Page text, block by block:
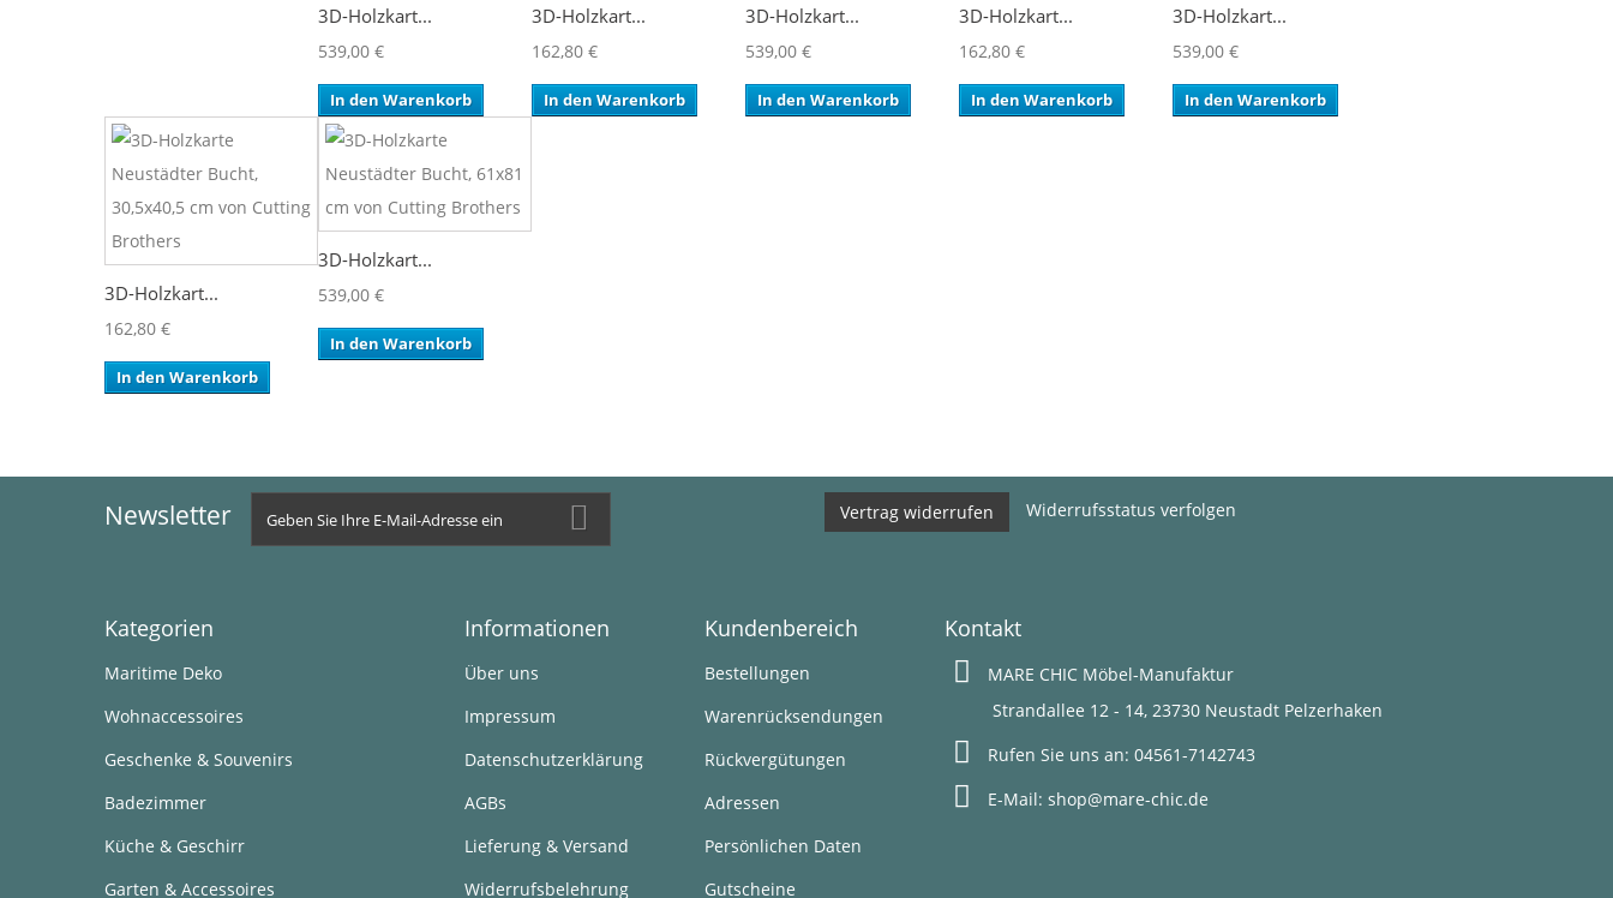
3D-Holzkart...
539,00 €
In den Warenkorb
3D-Holzkart...
162,80 €
In den Warenkorb
3D-Holzkart...
539,00 €
In den Warenkorb
3D-Holzkart...
162,80 €
In den Warenkorb
3D-Holzkart...
539,00 €
In den Warenkorb
3D-Holzkart...
162,80 €
In den Warenkorb
3D-Holzkart...
539,00 €
In den Warenkorb
Newsletter Vertrag widerrufen Widerrufsstatus verfolgen
Kategorien
Maritime Deko
Wohnaccessoires
Geschenke & Souvenirs
Badezimmer
Küche & Geschirr
Garten & Accessoires
Informationen
Über uns
Impressum
Datenschutzerklärung
AGBs
Lieferung & Versand
Widerrufsbelehrung
Kundenbereich
Bestellungen
Warenrücksendungen
Rückvergütungen
Adressen
Persönlichen Daten
Gutscheine
Kontakt
MARE CHIC Möbel-Manufaktur
Strandallee 12 - 14, 23730 Neustadt Pelzerhaken
Rufen Sie uns an: 04561-7142743
E-Mail: shop@mare-chic.de